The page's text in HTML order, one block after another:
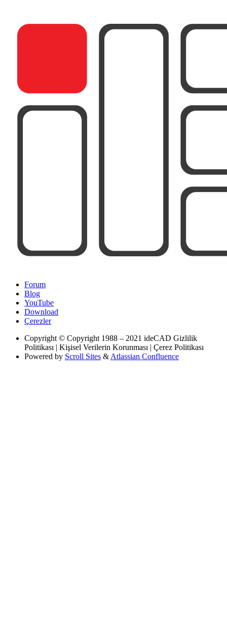
Forum
Blog
YouTube
Download
Çerezler
Copyright © Copyright 1988 – 2021 ideCAD Gizlilik
Politikası | Kişisel Verilerin Korunması | Çerez Politikası
Powered by Scroll Sites & Atlassian Confluence